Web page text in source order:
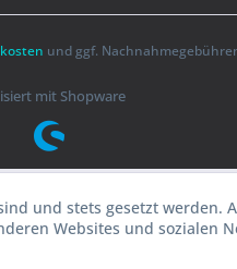
und ggf.
mit Shopware
und stets gesetzt werden.
Websites und sozialen